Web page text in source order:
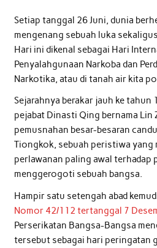
Setiap tanggal 26 Juni, dunia
mengenang sebuah luka
Hari ini dikenal sebagai Hari
Penyalahgunaan Narkoba dan
Narkotika, atau di tanah air kita
Sejarahnya berakar jauh ke tahun
pejabat Dinasti Qing bernama Lin
pemusnahan besar-besaran
Tiongkok, sebuah peristiwa yang
perlawanan paling awal terhadap
menggerogoti sebuah bangsa.
Hampir satu setengah abad
Nomor 42/112 tertanggal 7
Perserikatan Bangsa-Bangsa
tersebut sebagai hari peringatan